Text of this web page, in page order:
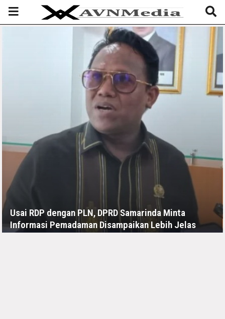
Usai RDP dengan PLN, DPRD Samarinda Minta
Informasi Pemadaman Disampaikan Lebih Jelas